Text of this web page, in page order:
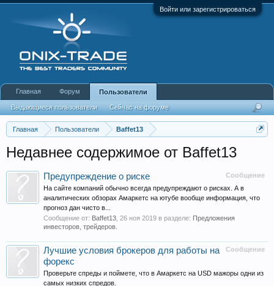
Войти или зарегистрироваться
Главная Пользователи Baffet13
Недавнее содержимое от Baffet13
Сообщение
Предупреждение о риске
На сайте компаний обычно всегда предупреждают о рисках. А в
аналитических обзорах Амаркетс на ютубе вообще информация, что
прогноз дан чисто в...
Сообщение от: Baffet13 26 ноя 2019 в разделе: Предложения
инвесторов, трейдеров.
Сообщение
Лучшие условия брокеров для работы на
форекс
Проверьте спреды и поймете, что в Амаркетс на USD мажоры одни из
самых низких спредов.
Главная Форум Пользователи
Выдающиеся пользователи Сейчас на форуме
Недавняя активность Новые сообщения профиля